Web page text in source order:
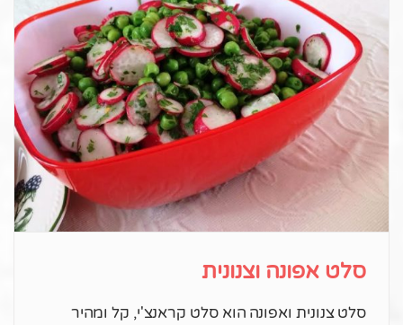
סלט אפונה וצנונית
סלט צנונית ואפונה הוא סלט קראנצ'י, קל ומהיר